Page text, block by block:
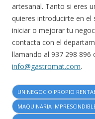
artesanal. Tanto si eres
quieres introducirte en
iniciar o mejorar tu
contacta con el
llamando al 937 298 896
info@gastromat.com.
UN NEGOCIO PROPIO
MAQUINARIA